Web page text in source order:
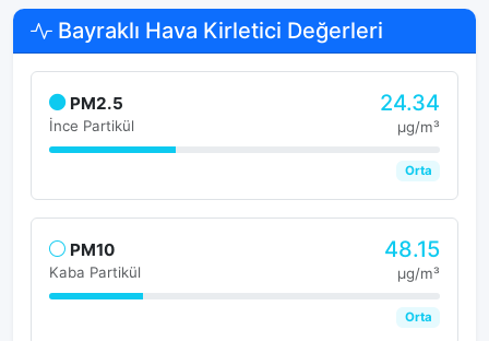
Bayraklı Hava Kirletici Değerleri
PM2.5
İnce Partikül
24.34
μg/m³
Orta
PM10
Kaba Partikül
48.15
μg/m³
Orta